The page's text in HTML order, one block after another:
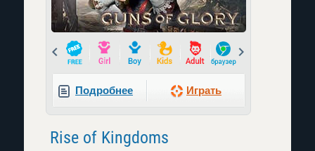
Prev
Подробнее Играть
Rise of Kingdoms